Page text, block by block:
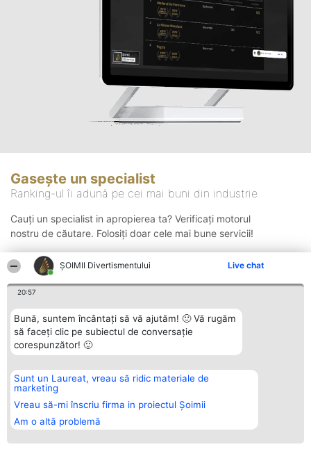
ŞOIMII Divertismentului Live chat
20:57
Bună, suntem încântați să vă ajutăm! 🙂 Vă rugăm
să faceți clic pe subiectul de conversație
corespunzător! 🙂
Sunt un Laureat, vreau să ridic materiale de
marketing
Vreau să-mi înscriu firma in proiectul Șoimii
Am o altă problemă
Gasește un specialist
Ranking-ul îi adună pe cei mai buni din industrie
Cauți un specialist in apropierea ta? Verificați motorul
nostru de căutare. Folosiți doar cele mai bune servicii!
Organizator Ranking
BRIGHT SOLUTIONS BR SRL
Aleea Timisul De Sus 2 Bl. A30
Sc. A Et. 4 Ap. 13 Cod 061952
București
CUI 36737675
Plebiscyt
Lista Tuturor
Laureaților
Statut
Contact